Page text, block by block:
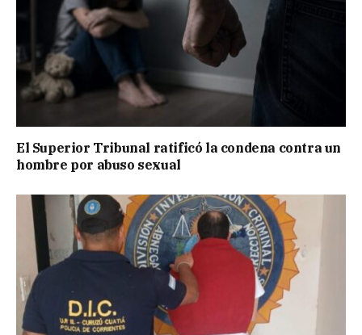
El Superior Tribunal ratificó la condena contra un
hombre por abuso sexual